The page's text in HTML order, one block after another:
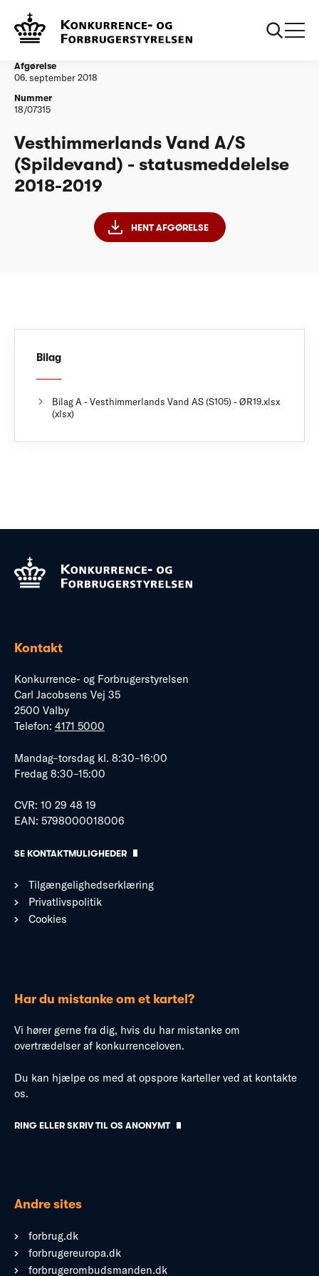
Vandtilsyn
statusmeddelelse 2018-2019
Afgørelse
06. september 2018
Nummer
18/07315
Vesthimmerlands Vand A/S
(Spildevand) - statusmeddelelse
2018-2019
HENT AFGØRELSE
Bilag
Bilag A - Vesthimmerlands Vand AS (S105) - ØR19.xlsx
(xlsx)
Kontakt
Konkurrence- og Forbrugerstyrelsen
Carl Jacobsens Vej 35
2500 Valby
Telefon: 4171 5000
Mandag–torsdag kl. 8:30–16:00
Fredag 8:30–15:00
CVR: 10 29 48 19
EAN: 5798000018006
SE KONTAKTMULIGHEDER
Tilgængelighedserklæring
Privatlivspolitik
Cookies
Har du mistanke om et kartel?
Vi hører gerne fra dig, hvis du har mistanke om
overtrædelser af konkurrenceloven.
Du kan hjælpe os med at opspore karteller ved at kontakte
os.
RING ELLER SKRIV TIL OS ANONYMT
Andre sites
forbrug.dk
forbrugereuropa.dk
forbrugerombudsmanden.dk